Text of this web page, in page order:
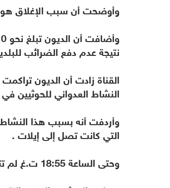
وأوضحت أن سبب الإغلاق هو
نتيجة عدم دفع الضرائب
القناة زادت أن الديون
النشاط العدواني للحوثيين في
وأردفت أنه بسبب هذا
التي كانت تصل إلى إيلات .
وحتى الساعة 18:55 ت.غ لم تتوفر إفادة إسرائيلية رسمية في هذا الشأن.